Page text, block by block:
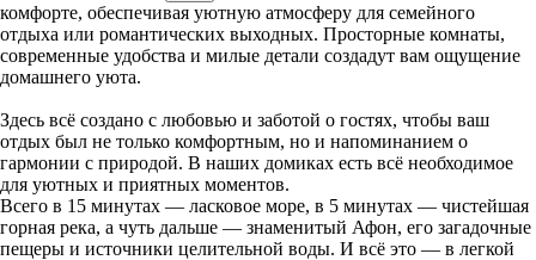
комфорте, обеспечивая уютную атмосферу для семейного
отдыха или романтических выходных. Просторные комнаты,
современные удобства и милые детали создадут вам ощущение
домашнего уюта.
Здесь всё создано с любовью и заботой о гостях, чтобы ваш
отдых был не только комфортным, но и напоминанием о
гармонии с природой. В наших домиках есть всё необходимое
для уютных и приятных моментов.
Всего в 15 минутах — ласковое море, в 5 минутах — чистейшая
горная река, а чуть дальше — знаменитый Афон, его загадочные
пещеры и источники целительной воды. И всё это — в легкой